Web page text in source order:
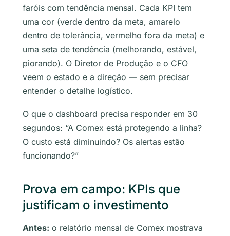
faróis com tendência mensal. Cada KPI tem
uma cor (verde dentro da meta, amarelo
dentro de tolerância, vermelho fora da meta) e
uma seta de tendência (melhorando, estável,
piorando). O Diretor de Produção e o CFO
veem o estado e a direção — sem precisar
entender o detalhe logístico.
O que o dashboard precisa responder em 30
segundos: “A Comex está protegendo a linha?
O custo está diminuindo? Os alertas estão
funcionando?”
Prova em campo: KPIs que
justificam o investimento
Antes: o relatório mensal de Comex mostrava